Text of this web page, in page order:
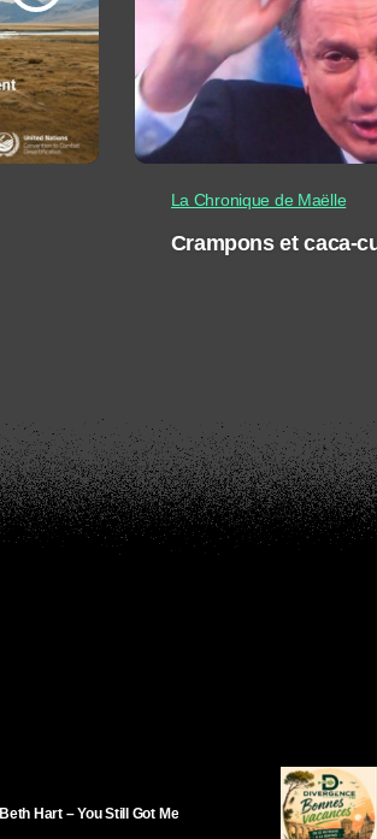
La Chronique de Maëlle
Crampons et caca-
Beth Hart – You Still Got Me